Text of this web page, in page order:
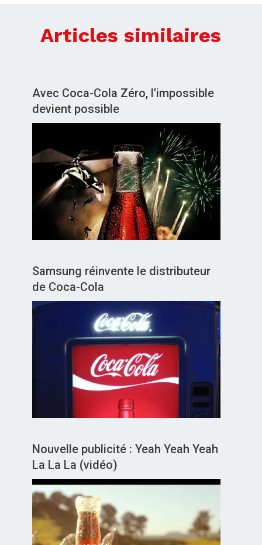
Articles similaires
Avec Coca-Cola Zéro, l’impossible
devient possible
Samsung réinvente le distributeur
de Coca-Cola
Nouvelle publicité : Yeah Yeah Yeah
La La La (vidéo)